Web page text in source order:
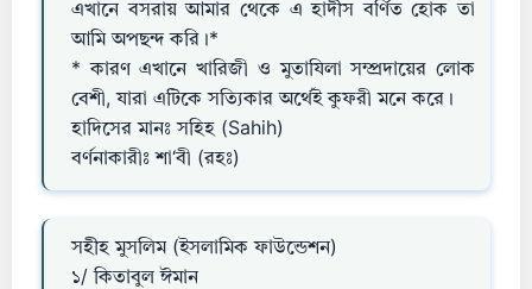
এখানে বসরায় আমার থেকে এ হাদীস বর্ণিত হোক তা
আমি অপছন্দ করি।*
* কারণ এখানে খারিজী ও মুতাযিলা সম্প্রদায়ের লোক
বেশী, যারা এটিকে সত্যিকার অর্থেই কুফরী মনে করে।
হাদিসের মানঃ সহিহ (Sahih)
বর্ণনাকারীঃ শা‘বী (রহঃ)
সহীহ মুসলিম (ইসলামিক ফাউন্ডেশন)
১/ কিতাবুল ঈমান